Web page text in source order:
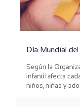
Día Mundial del
Según la
infantil afecta
niños, niñas y